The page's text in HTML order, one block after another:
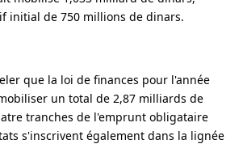
initial de 750 millions de dinars.
que la loi de finances pour l'année
un total de 2,87 milliards de
tranches de l'emprunt obligataire
s'inscrivent également dans la lignée